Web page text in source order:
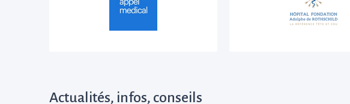
Actualités, infos, conseils